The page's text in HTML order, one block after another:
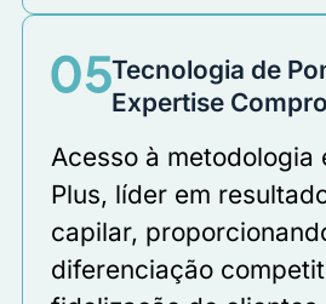
Tecnologia de
Expertise
Acesso à metodologia
Plus, líder em
capilar,
diferenciação